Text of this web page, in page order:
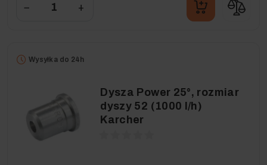
− +
Wysyłka do 24h
Dysza Power 25°, rozmiar
dyszy 52 (1000 l/h)
Karcher